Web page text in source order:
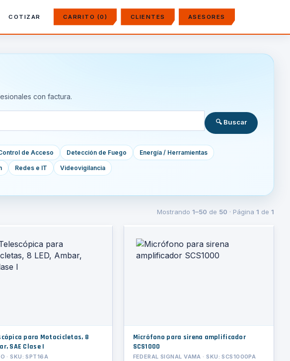
COTIZAR CARRITO (0) CLIENTES ASESORES
con factura.
🔍 Buscar
de Acceso Detección de Fuego Energía / Herramientas
Redes e IT Videovigilancia
Mostrando 1–50 de 50 · Página 1 de 1
para Motocicletas, 8
SAE Clase I
· SKU: SPT16A
Micrófono para sirena amplificador
SCS1000
FEDERAL SIGNAL VAMA · SKU: SCS1000PA